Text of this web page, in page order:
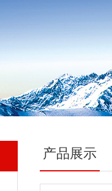
产品展示